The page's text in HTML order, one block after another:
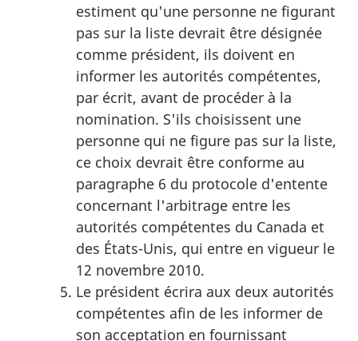
estiment qu'une personne ne figurant
pas sur la liste devrait être désignée
comme président, ils doivent en
informer les autorités compétentes,
par écrit, avant de procéder à la
nomination. S'ils choisissent une
personne qui ne figure pas sur la liste,
ce choix devrait être conforme au
paragraphe 6 du protocole d'entente
concernant l'arbitrage entre les
autorités compétentes du Canada et
des États-Unis, qui entre en vigueur le
12 novembre 2010.
Le président écrira aux deux autorités
compétentes afin de les informer de
son acceptation en fournissant